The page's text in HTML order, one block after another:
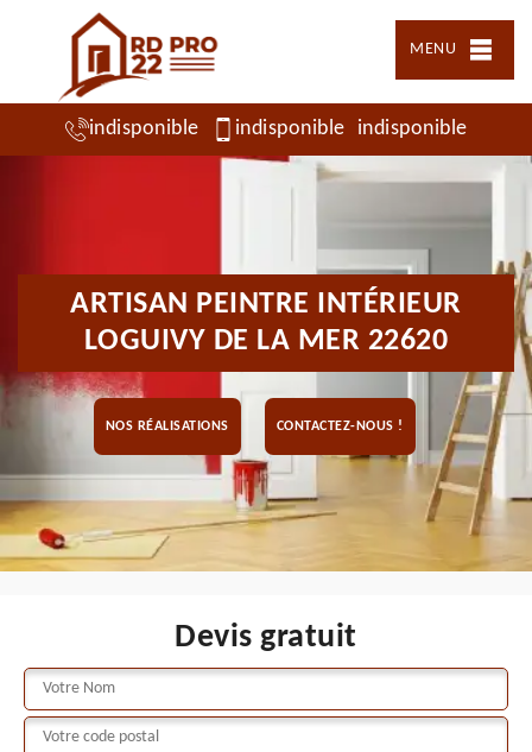
MENU
indisponible indisponible indisponible
ARTISAN PEINTRE INTÉRIEUR
LOGUIVY DE LA MER 22620
NOS RÉALISATIONS CONTACTEZ-NOUS !
Devis gratuit